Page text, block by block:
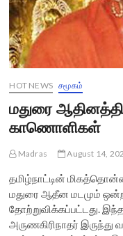
HOT NEWS சமூகம்
மதுரை
காணொளிகள்
Madras August 14,
தமிழ்நாட்டின்
மதுரை ஆதீன மடமும்
தோற்றுவிக்கப்பட்டது.
அருணகிரிநாதர் இருந்து